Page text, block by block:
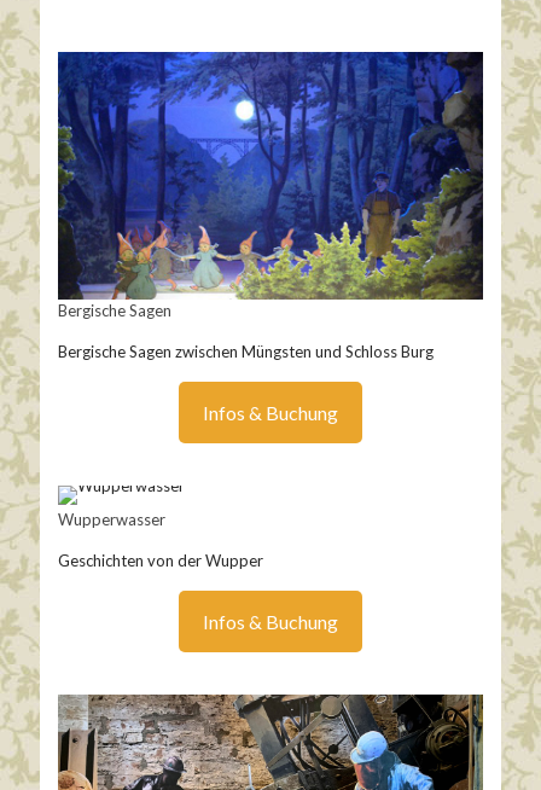
Bergische Sagen
Bergische Sagen zwischen Müngsten und Schloss Burg
Infos & Buchung
Wupperwasser
Geschichten von der Wupper
Infos & Buchung